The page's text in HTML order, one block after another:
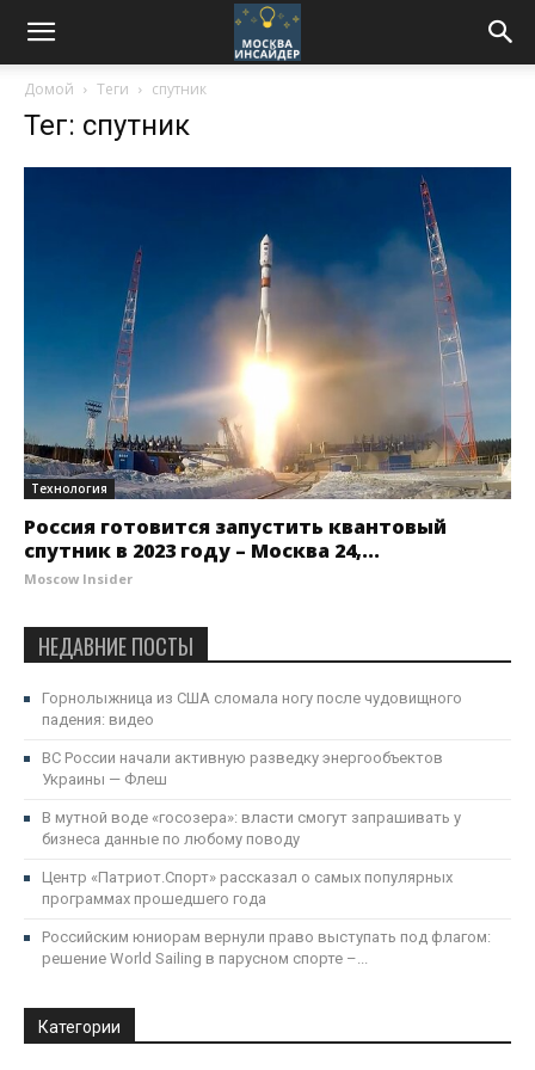
Домой Теги спутник
Тег: спутник
Технология
Россия готовится запустить квантовый
спутник в 2023 году – Москва 24,...
Moscow Insider
НЕДАВНИЕ ПОСТЫ
Горнолыжница из США сломала ногу после чудовищного
падения: видео
ВС России начали активную разведку энергообъектов
Украины — Флеш
В мутной воде «госозера»: власти смогут запрашивать у
бизнеса данные по любому поводу
Центр «Патриот.Спорт» рассказал о самых популярных
программах прошедшего года
Российским юниорам вернули право выступать под флагом:
решение World Sailing в парусном спорте –...
Категории